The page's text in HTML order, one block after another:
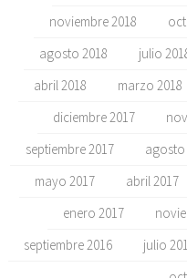
noviembre 2018
agosto 2018
julio
abril 2018
marzo 2018
diciembre 2017
septiembre 2017
agosto
mayo 2017
abril 2017
enero 2017
septiembre 2016
julio